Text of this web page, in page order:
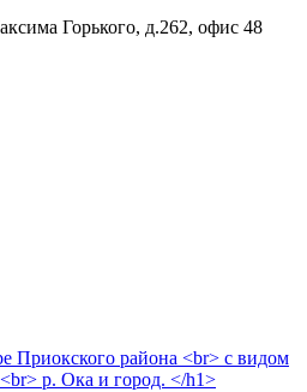
Горького, д.262, офис 48
Приокского района <br> с видом
р. Ока и город. </h1>